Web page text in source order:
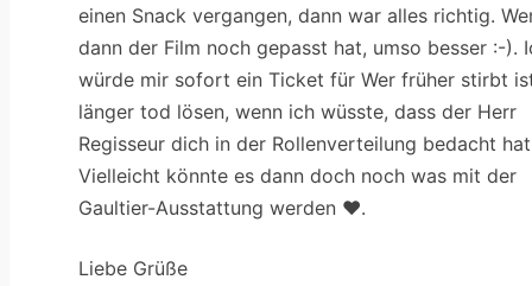
einen Snack vergangen, dann war alles richtig.
dann der Film noch gepasst hat, umso besser :-).
würde mir sofort ein Ticket für Wer früher stirbt
länger tod lösen, wenn ich wüsste, dass der Herr
Regisseur dich in der Rollenverteilung bedacht
Vielleicht könnte es dann doch noch was mit der
Gaultier-Ausstattung werden ♥.
Liebe Grüße